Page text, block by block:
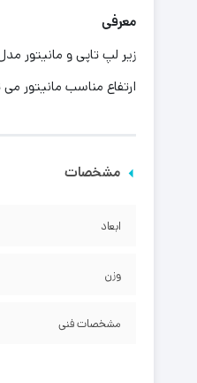
معرفی
ارتفاع مناسب مانیتور
مشخصات
ابعاد
وزن
مشخصات فنی